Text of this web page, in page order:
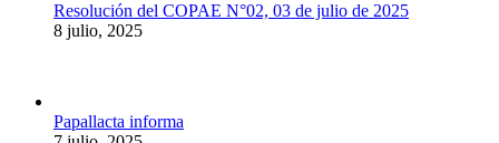
Resolución del COPAE N°02, 03 de julio de 2025
8 julio, 2025
Papallacta informa